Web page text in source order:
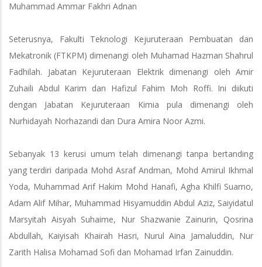
Muhammad Ammar Fakhri Adnan
Seterusnya, Fakulti Teknologi Kejuruteraan Pembuatan dan
Mekatronik (FTKPM) dimenangi oleh Muhamad Hazman Shahrul
Fadhilah. Jabatan Kejuruteraan Elektrik dimenangi oleh Amir
Zuhaili Abdul Karim dan Hafizul Fahim Moh Roffi. Ini diikuti
dengan Jabatan Kejuruteraan Kimia pula dimenangi oleh
Nurhidayah Norhazandi dan Dura Amira Noor Azmi.
Sebanyak 13 kerusi umum telah dimenangi tanpa bertanding
yang terdiri daripada Mohd Asraf Andman, Mohd Amirul Ikhmal
Yoda, Muhammad Arif Hakim Mohd Hanafi, Agha Khilfi Suarno,
Adam Alif Mihar, Muhammad Hisyamuddin Abdul Aziz, Saiyidatul
Marsyitah Aisyah Suhaime, Nur Shazwanie Zainurin, Qosrina
Abdullah, Kaiyisah Khairah Hasri, Nurul Aina Jamaluddin, Nur
Zarith Halisa Mohamad Sofi dan Mohamad Irfan Zainuddin.